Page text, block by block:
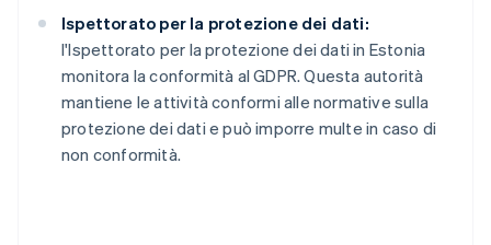
Ispettorato per la protezione dei dati:
l'Ispettorato per la protezione dei dati in Estonia
monitora la conformità al GDPR. Questa autorità
mantiene le attività conformi alle normative sulla
protezione dei dati e può imporre multe in caso di
non conformità.